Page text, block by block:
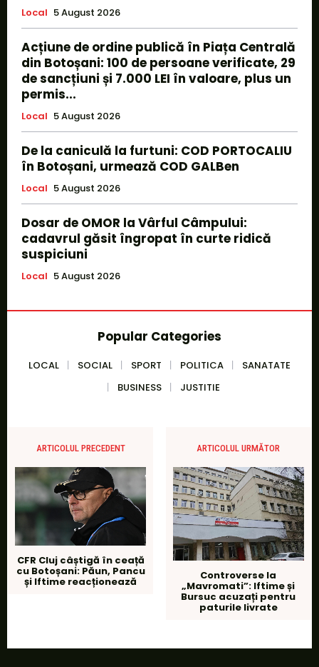
Local 5 August 2026
Acțiune de ordine publică în Piața Centrală
din Botoșani: 100 de persoane verificate, 29
de sancțiuni și 7.000 LEI în valoare, plus un
permis...
Local 5 August 2026
De la caniculă la furtuni: COD PORTOCALIU
în Botoșani, urmează COD GALBen
Local 5 August 2026
Dosar de OMOR la Vârful Câmpului:
cadavrul găsit îngropat în curte ridică
suspiciuni
Local 5 August 2026
Popular Categories
LOCAL SOCIAL SPORT POLITICA
SANATATE
BUSINESS
JUSTITIE
ARTICOLUL PRECEDENT
CFR Cluj câștigă în ceață
cu Botoșani: Păun, Pancu
și Iftime reacționează
ARTICOLUL URMĂTOR
Controverse la
„Mavromati”: Iftime și
Bursuc acuzați pentru
paturile livrate